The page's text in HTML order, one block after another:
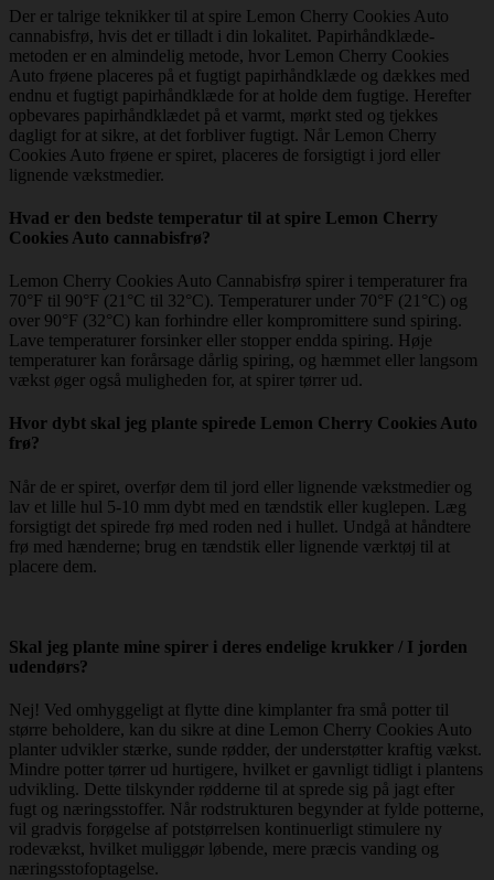
Der er talrige teknikker til at spire Lemon Cherry Cookies Auto
cannabisfrø, hvis det er tilladt i din lokalitet. Papirhåndklæde-
metoden er en almindelig metode, hvor Lemon Cherry Cookies
Auto frøene placeres på et fugtigt papirhåndklæde og dækkes med
endnu et fugtigt papirhåndklæde for at holde dem fugtige. Herefter
opbevares papirhåndklædet på et varmt, mørkt sted og tjekkes
dagligt for at sikre, at det forbliver fugtigt. Når Lemon Cherry
Cookies Auto frøene er spiret, placeres de forsigtigt i jord eller
lignende vækstmedier.
Hvad er den bedste temperatur til at spire Lemon Cherry
Cookies Auto cannabisfrø?
Lemon Cherry Cookies Auto Cannabisfrø spirer i temperaturer fra
70°F til 90°F (21°C til 32°C). Temperaturer under 70°F (21°C) og
over 90°F (32°C) kan forhindre eller kompromittere sund spiring.
Lave temperaturer forsinker eller stopper endda spiring. Høje
temperaturer kan forårsage dårlig spiring, og hæmmet eller langsom
vækst øger også muligheden for, at spirer tørrer ud.
Hvor dybt skal jeg plante spirede Lemon Cherry Cookies Auto
frø?
Når de er spiret, overfør dem til jord eller lignende vækstmedier og
lav et lille hul 5-10 mm dybt med en tændstik eller kuglepen. Læg
forsigtigt det spirede frø med roden ned i hullet. Undgå at håndtere
frø med hænderne; brug en tændstik eller lignende værktøj til at
placere dem.
Skal jeg plante mine spirer i deres endelige krukker / I jorden
udendørs?
Nej! Ved omhyggeligt at flytte dine kimplanter fra små potter til
større beholdere, kan du sikre at dine Lemon Cherry Cookies Auto
planter udvikler stærke, sunde rødder, der understøtter kraftig vækst.
Mindre potter tørrer ud hurtigere, hvilket er gavnligt tidligt i plantens
udvikling. Dette tilskynder rødderne til at sprede sig på jagt efter
fugt og næringsstoffer. Når rodstrukturen begynder at fylde potterne,
vil gradvis forøgelse af potstørrelsen kontinuerligt stimulere ny
rodevækst, hvilket muliggør løbende, mere præcis vanding og
næringsstofoptagelse.